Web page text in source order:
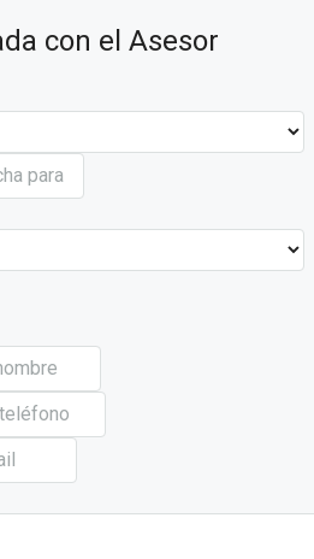
con el Asesor